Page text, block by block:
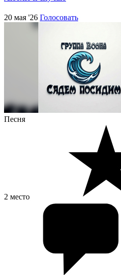
20 мая '26 Голосовать
Песня
2 место